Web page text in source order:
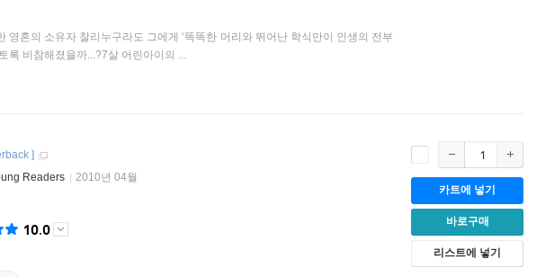
영혼의 소유자 찰리누구라도 그에게 ‘똑똑한 머리와 뛰어난 학식만이 인생의 전부
록 비참해졌을까...?7살 어린아이의 ...
]
Readers 2010년 04월
10.0
카트에 넣기
바로구매
리스트에 넣기